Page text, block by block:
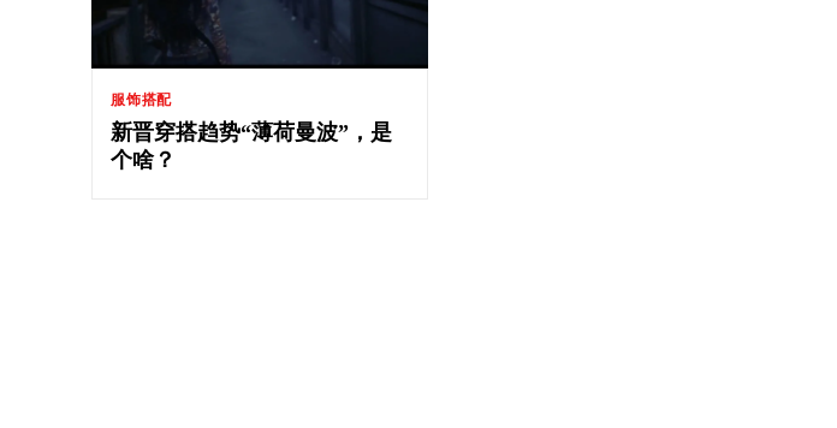
服饰搭配
新晋穿搭趋势“薄荷曼波”，是
个啥？